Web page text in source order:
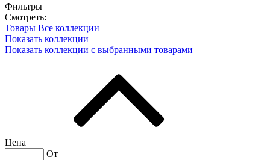
Фильтры
Смотреть:
Товары Все коллекции
Показать коллекции
Показать коллекции с выбранными товарами
Цена
От